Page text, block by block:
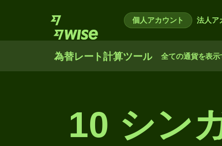
個人アカウント 法人ア
為替レート計算ツール 全ての通貨を表示
10 シン